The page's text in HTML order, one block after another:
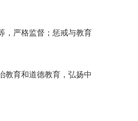
严格监督；惩戒与教育
育和道德教育，弘扬中